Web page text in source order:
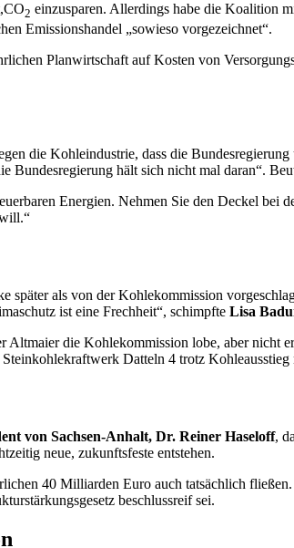
2 einzusparen. Allerdings habe die Koalition
Emissionshandel „sowieso vorgezeichnet“.
Planwirtschaft auf Kosten von
die Kohleindustrie, dass die
hält sich nicht mal daran“.
Energien. Nehmen Sie den Deckel bei
als von der Kohlekommission
ist eine Frechheit“, schimpfte Lisa
Altmaier die Kohlekommission lobe, aber nicht
Datteln 4 trotz
von Sachsen-Anhalt, Dr. Reiner Haseloff,
neue, zukunftsfeste entstehen.
40 Milliarden Euro auch tatsächlich
beschlussreif sei.